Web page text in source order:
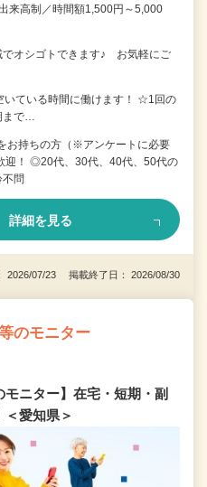
来高制／時間額1,500円～5,000
でオシゴトできます♪ お気軽にご
いている時間に働けます！ ☆1回の
まで…
お持ちの方（※アンケートに必要
迎！ ◎20代、30代、40代、50代の
問
詳細を見る
2026/07/23 掲載終了日： 2026/08/30
のモニター
モニター】在宅・短期・副
愛知県＞